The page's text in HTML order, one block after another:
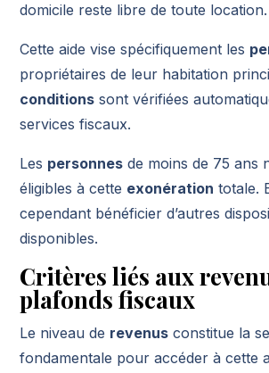
domicile reste libre de toute location.
Cette aide vise spécifiquement les
propriétaires de leur habitation
conditions sont vérifiées
services fiscaux.
Les personnes de moins de 75 ans
éligibles à cette exonération totale.
cependant bénéficier d’autres
disponibles.
Critères liés aux
plafonds fiscaux
Le niveau de revenus constitue la
fondamentale pour accéder à cette